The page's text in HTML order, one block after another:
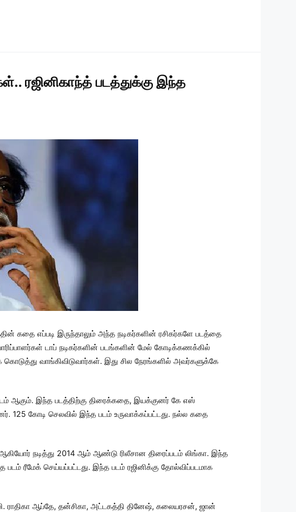
ரஜினிகாந்த் படத்துக்கு இந்த
கதை எப்படி இருந்தாலும் அந்த நடிகர்களின் ரசிகர்களே படத்தை
டாப் நடிகர்களின் படங்களின் மேல் கோடிக்கணக்கில்
வாங்கிவிடுவார்கள். இது சில நேரங்களில் அவர்களுக்கே
ஆகும். இந்த படத்திற்கு திரைக்கதை, இயக்குனர் கே எஸ்
125 கோடி செலவில் இந்த படம் உருவாக்கப்பட்டது. நல்ல கதை
நடித்து 2014 ஆம் ஆண்டு ரிலீசான திரைப்படம் லிங்கா. இந்த
படம் ரீமேக் செய்யப்பட்டது. இந்த படம் ரஜினிக்கு தோல்விப்படமாக
ராதிகா ஆப்தே, தன்சிகா, அட்டகத்தி தினேஷ், கலையரசன், ஜான்